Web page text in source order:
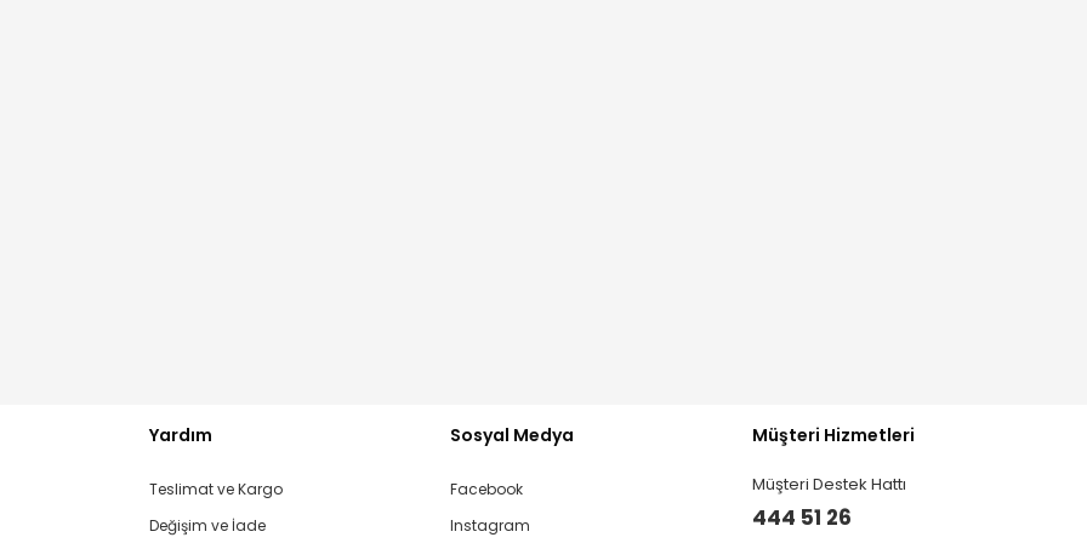
Yardım
Teslimat ve Kargo
Değişim ve İade
Sosyal Medya
Facebook
Instagram
Müşteri Hizmetleri
Müşteri Destek Hattı
444 51 26